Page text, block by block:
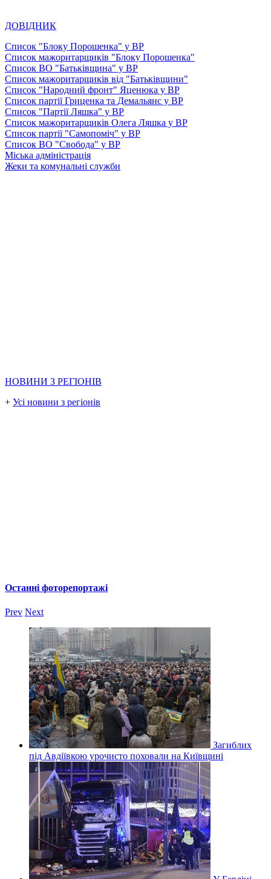
ДОВІДНИК
Список "Блоку Порошенка" у ВР
Список мажоритарщиків "Блоку Порошенка"
Список ВО "Батьківщина" у ВР
Список мажоритарщиків від "Батьківщини"
Список "Народний фронт" Яценюка у ВР
Список партії Гриценка та Демальянс у ВР
Список "Партії Ляшка" у ВР
Список мажоритарщиків Олега Ляшка у ВР
Список партії "Самопоміч" у ВР
Список ВО "Свобода" у ВР
Міська адміністрація
Жеки та комунальні служби
НОВИНИ З РЕГІОНІВ
+ Усі новини з регіонів
Останні фоторепортажі
Prev Next
Загиблих
під Авдіївкою урочисто поховали на Київщині